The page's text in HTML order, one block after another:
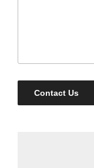
Contact Us